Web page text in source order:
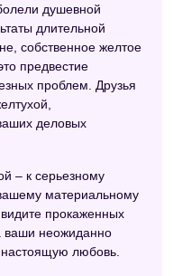
душевной
длительной
собственное желтое
предвестие
проблем. Друзья
деловых
– к серьезному
материальному
прокаженных
ваши неожиданно
любовь.